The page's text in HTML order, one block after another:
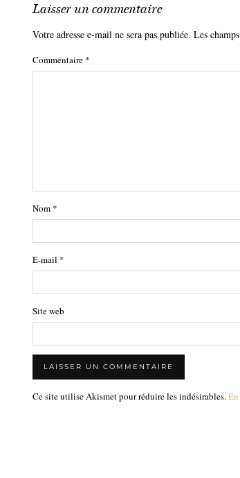
Laisser un commentaire
Votre adresse e-mail ne sera pas publiée. Les
Commentaire *
Nom *
E-mail *
Site web
Ce site utilise Akismet pour réduire les indésirables.